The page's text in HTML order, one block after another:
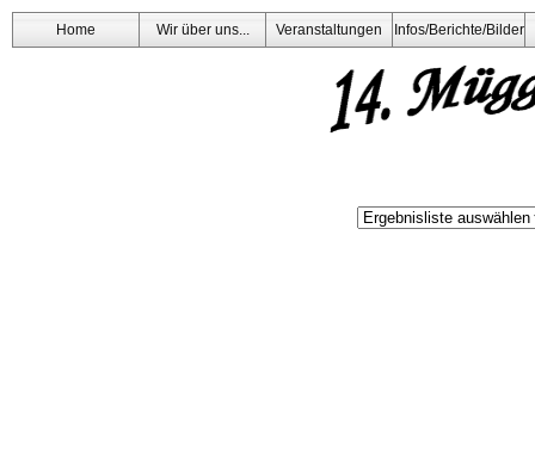
Home Wir über uns... Veranstaltungen Infos/Berichte/Bilder